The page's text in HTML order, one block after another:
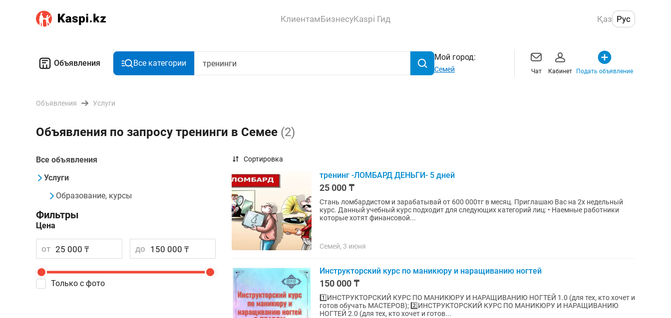
КлиентамБизнесуKaspi Гид Қаз Рус
Объявления Все категории
Мой город:
Семей Чат Кабинет Подать объявление
Объявления Услуги
Объявления по запросу тренинги в Семее (2)
Все объявления
Услуги
Образование, курсы
Фильтры
Цена
от до
Только с фото
Сортировка
тренинг -ЛОМБАРД ДЕНЬГИ- 5 дней
25 000 ₸
Стань ломбардистом и зарабатывай от 600 000тг в месяц. Приглашаю Вас на 2х недельный
курс. Данный учебный курс подходит для следующих категорий лиц: • Наемные работники
которые хотят финансовой...
Семей, 3 июня
Инструкторский курс по маникюру и наращиванию ногтей
150 000 ₸
1️⃣ИНСТРУКТОРСКИЙ КУРС ПО МАНИКЮРУ И НАРАЩИВАНИЮ НОГТЕЙ 1.0 (для тех, кто хочет и
готов обучать МАСТЕРОВ); 2️⃣ИНСТРУКТОРСКИЙ КУРС ПО МАНИКЮРУ И НАРАЩИВАНИЮ
НОГТЕЙ 2.0 (для тех, кто хочет и готов...